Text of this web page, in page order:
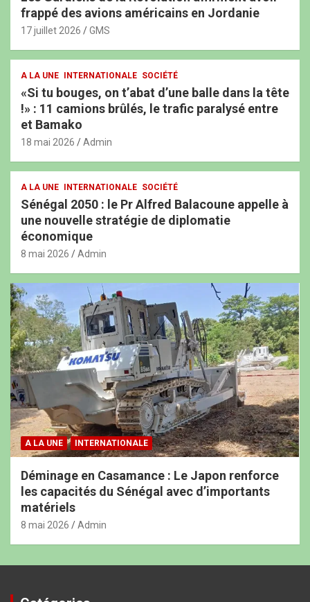
frappé des avions américains en Jordanie
17 juillet 2026 GMS
A LA UNE INTERNATIONALE SOCIÉTÉ
«Si tu bouges, on t’abat d’une balle dans la tête
!» : 11 camions brûlés, le trafic paralysé entre
et Bamako
18 mai 2026 Admin
A LA UNE INTERNATIONALE SOCIÉTÉ
Sénégal 2050 : le Pr Alfred Balacoune appelle à
une nouvelle stratégie de diplomatie
économique
8 mai 2026 Admin
A LA UNE INTERNATIONALE
Déminage en Casamance : Le Japon renforce
les capacités du Sénégal avec d’importants
matériels
8 mai 2026 Admin